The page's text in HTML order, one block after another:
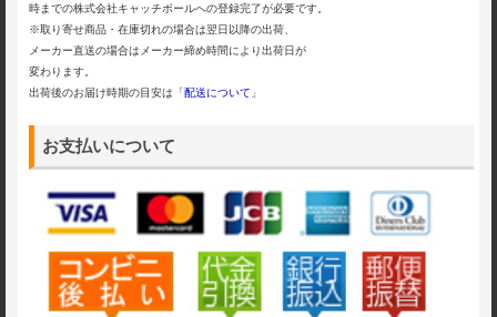
時までの株式会社キャッチボールへの登録完了が必要です。
※取り寄せ商品・在庫切れの場合は翌日以降の出荷、
メーカー直送の場合はメーカー締め時間により出荷日が
変わります。
出荷後のお届け時期の目安は「配送について 」
お支払いについて